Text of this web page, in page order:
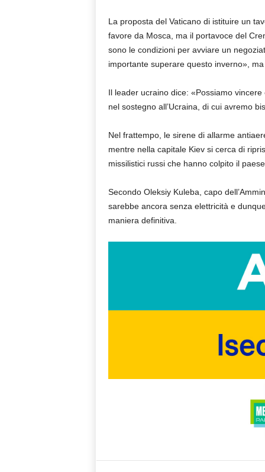
La proposta del Vaticano di istituire un
favore da Mosca, ma il portavoce del
sono le condizioni per avviare un
importante superare questo inverno»,
Il leader ucraino dice: «Possiamo
nel sostegno all’Ucraina, di cui avremo
Nel frattempo, le sirene di allarme
mentre nella capitale Kiev si cerca di
missilistici russi che hanno colpito il
Secondo Oleksiy Kuleba, capo
sarebbe ancora senza elettricità e
maniera definitiva.